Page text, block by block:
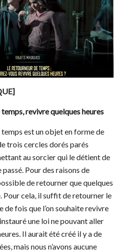
revivre quelques heures
est un objet en forme de
trois cercles dorés parés
au sorcier qui le détient de
Pour des raisons de
de retourner que quelques
Pour cela, il suffit de retourner le
de fois que l’on souhaite revivre
une loi ne pouvant aller
Il aurait été créé il y a de
mais nous n’avons aucune